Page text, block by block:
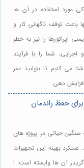
مورد استفاده در آن ها
باعث توقف ناگهانی کار و
اپراتورها را نیز به خطر
شما را با فرآیند
می کنیم تا بتوانید عمر
دهی
حفظ راندمان
سنگین حیاتی در پروژه های
بهینه این تجهیزات
آن ها وابسته است. |